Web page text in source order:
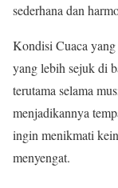
sederhana dan
Kondisi Cuaca
yang lebih sejuk di
terutama selama
menjadikannya
ingin menikmati
menyengat.